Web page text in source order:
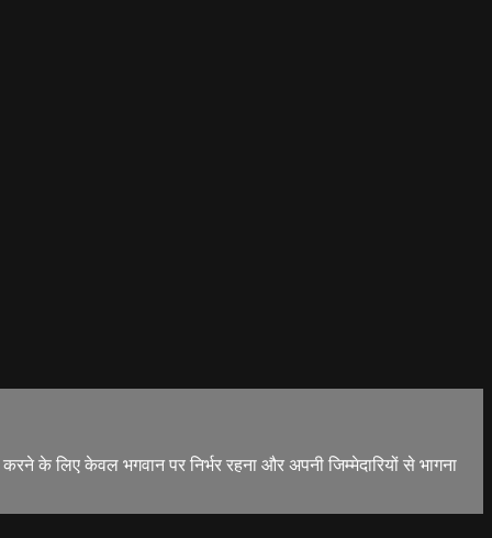
के लिए केवल भगवान पर निर्भर रहना और अपनी जिम्मेदारियों से भागना